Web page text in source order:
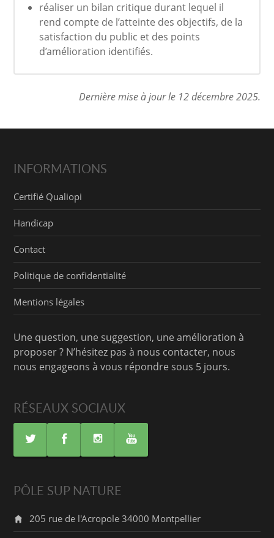
réaliser un bilan critique durant lequel il
rend compte de l’atteinte des objectifs, de la
satisfaction du public et des points
d’amélioration identifiés.
Dernière mise à jour le 12 décembre 2025.
INFORMATIONS
Certifié Qualiopi
Handicap
Contact
Politique de confidentialité
Mentions légales
Une question, une suggestion, une amélioration à
proposer ? N’hésitez pas à nous contacter, nous
nous engageons à vous répondre sous 5 jours.
RÉSEAUX SOCIAUX
PÔLE SUP NATURE
205 rue de l'Acropole 34000 Montpellier